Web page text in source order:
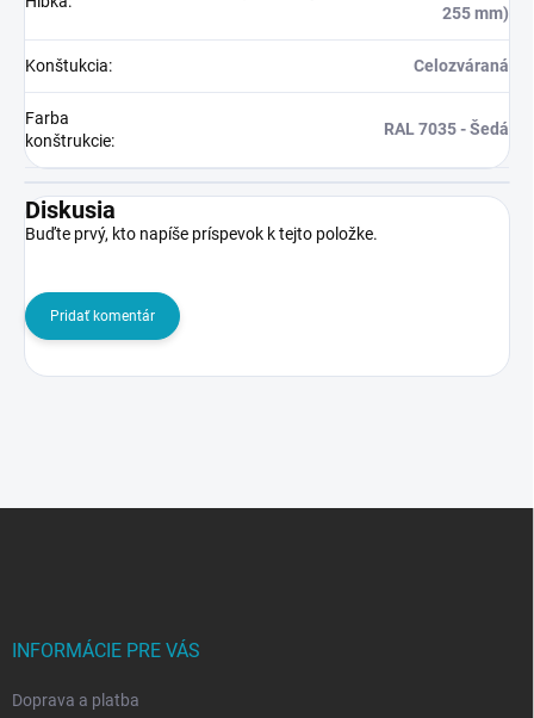
255 mm)
Konštukcia: Celozváraná
Farba
konštrukcie:
RAL 7035 - Šedá
Diskusia
Buďte prvý, kto napíše príspevok k tejto položke.
Pridať komentár
INFORMÁCIE PRE VÁS
Doprava a platba